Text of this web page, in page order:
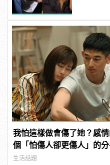
我怕這樣做會傷了她？感
個「怕傷人卻更傷人」的分
manfashion這樣變型男
生活話題